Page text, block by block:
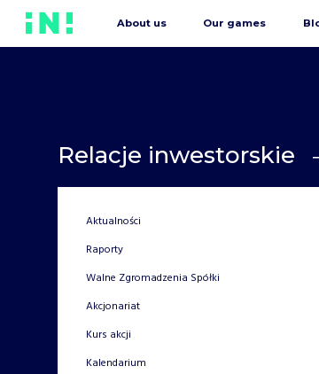
About us Our games
Relacje inwestorskie
Aktualności
Raporty
Walne Zgromadzenia Spółki
Akcjonariat
Kurs akcji
Kalendarium